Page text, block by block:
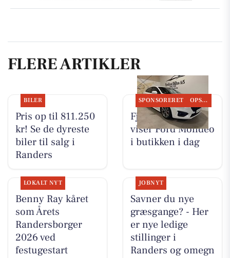
FLERE ARTIKLER
BILER
Pris op til 811.250
kr! Se de dyreste
biler til salg i
Randers
SPONSORERET OPSLAGSTAVLEN
Fjordlund Bilhus
viser Ford Mondeo
i butikken i dag
LOKALT NYT
Benny Ray kåret
som Årets
Randersborger
2026 ved
festugestart
JOBNYT
Savner du nye
græsgange? - Her
er nye ledige
stillinger i
Randers og omegn